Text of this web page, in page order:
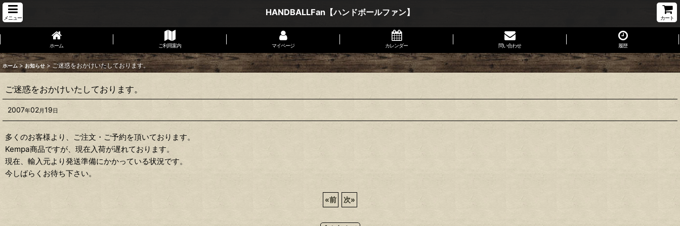
メニュー
HANDBALLFan【ハンドボールファン】
カート
ホーム ご利用案内 マイページ カレンダー 問い合わせ 履歴
ホーム > お知らせ > ご迷惑をおかけいたしております。
ご迷惑をおかけいたしております。
2007年02月19日
多くのお客様より、ご注文・ご予約を頂いております。
Kempa商品ですが、現在入荷が遅れております。
現在、輸入元より発送準備にかかっている状況です。
今しばらくお待ち下さい。
«前 次»